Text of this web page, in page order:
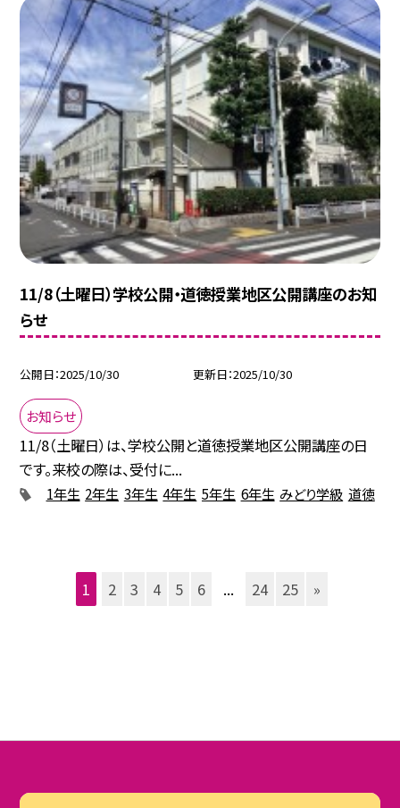
11/8（土曜日）学校公開・道徳授業地区公開講座のお知
らせ
公開日 2025/10/30 更新日 2025/10/30
お知らせ
11/8（土曜日）は、学校公開と道徳授業地区公開講座の日
です。来校の際は、受付に...
1年生 2年生 3年生 4年生 5年生 6年生 みどり学級 道徳
1 2 3 4 5 6 ... 24 25 »